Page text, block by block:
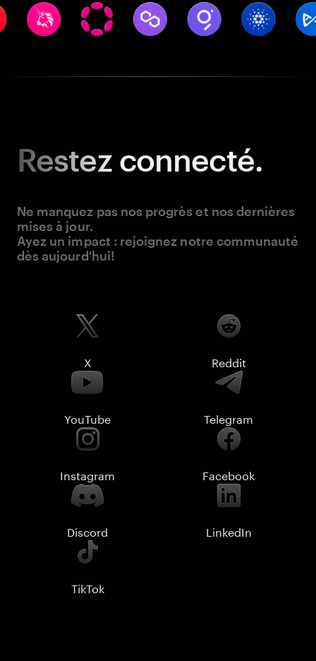
Restezconnecté.
Ne manquez pas nos progrès et nos dernières
mises à jour.
Ayez un impact : rejoignez notre communauté
dès aujourd'hui!
X Reddit
YouTube Telegram
Instagram Facebook
Discord LinkedIn
TikTok